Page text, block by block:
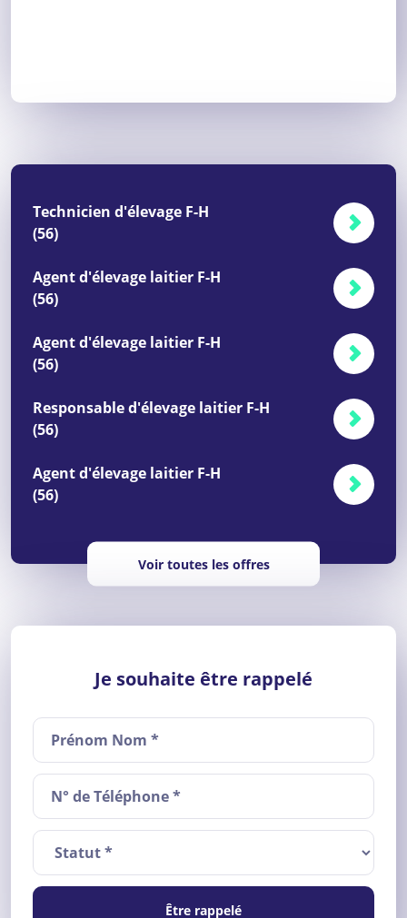
Technicien d'élevage F-H
(56)
Agent d'élevage laitier F-H
(56)
Agent d'élevage laitier F-H
(56)
Responsable d'élevage laitier F-H
(56)
Agent d'élevage laitier F-H
(56)
Voir toutes les offres
Je souhaite être rappelé
Être rappelé